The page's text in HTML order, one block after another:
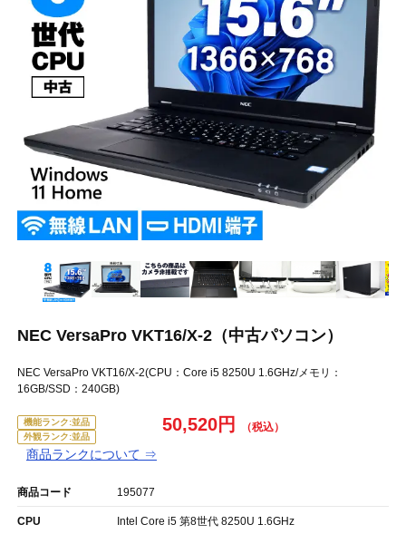
NEC VersaPro VKT16/X-2（中古パソコン）
NEC VersaPro VKT16/X-2(CPU：Core i5 8250U 1.6GHz/メモリ：
16GB/SSD：240GB)
機能ランク:並品
外観ランク:並品
商品ランクについて ⇒
50,520円
商品コード 195077
CPU Intel Core i5 第8世代 8250U 1.6GHz